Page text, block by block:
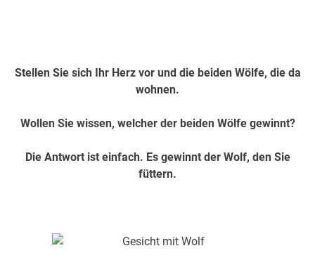
Stellen Sie sich Ihr Herz vor und die beiden Wölfe, die da
wohnen.
Wollen Sie wissen, welcher der beiden Wölfe gewinnt?
Die Antwort ist einfach. Es gewinnt der Wolf, den Sie
füttern.